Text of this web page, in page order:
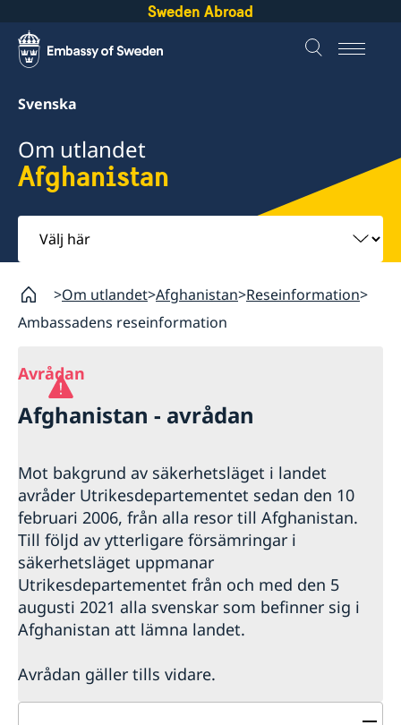
Sweden Abroad
Svenska
Om utlandet
Afghanistan
Välj
här
Om utlandet Afghanistan Reseinformation
Ambassadens reseinformation
Avrådan
Afghanistan - avrådan
Mot bakgrund av säkerhetsläget i landet
avråder Utrikesdepartementet sedan den 10
februari 2006, från alla resor till Afghanistan.
Till följd av ytterligare försämringar i
säkerhetsläget uppmanar
Utrikesdepartementet från och med den 5
augusti 2021 alla svenskar som befinner sig i
Afghanistan att lämna landet.
Avrådan gäller tills vidare.